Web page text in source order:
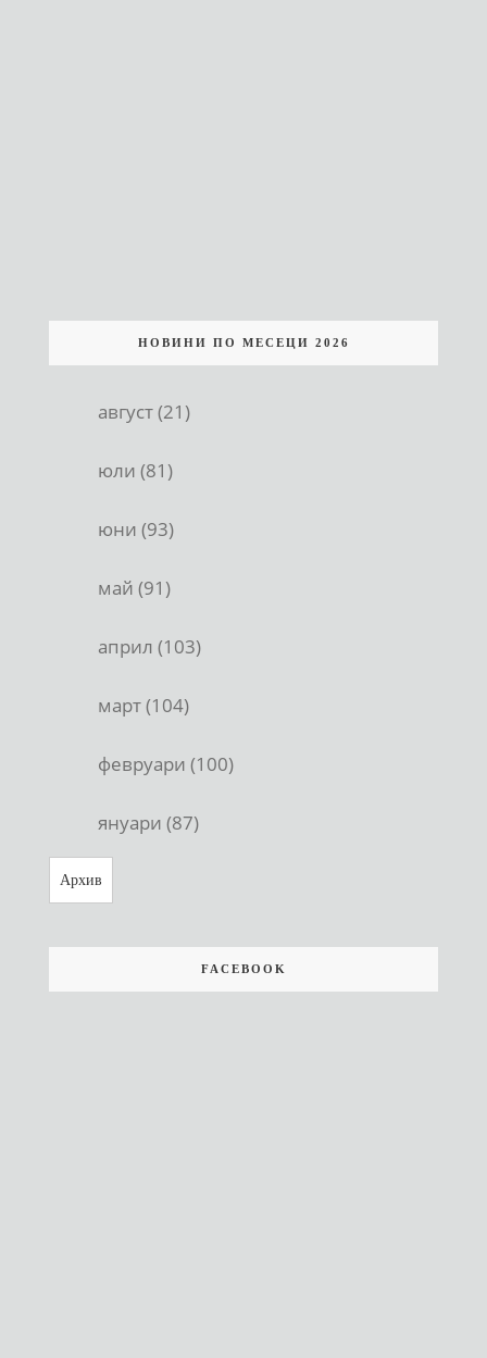
НОВИНИ ПО МЕСЕЦИ 2026
август (21)
юли (81)
юни (93)
май (91)
април (103)
март (104)
февруари (100)
януари (87)
Архив
FACEBOOK